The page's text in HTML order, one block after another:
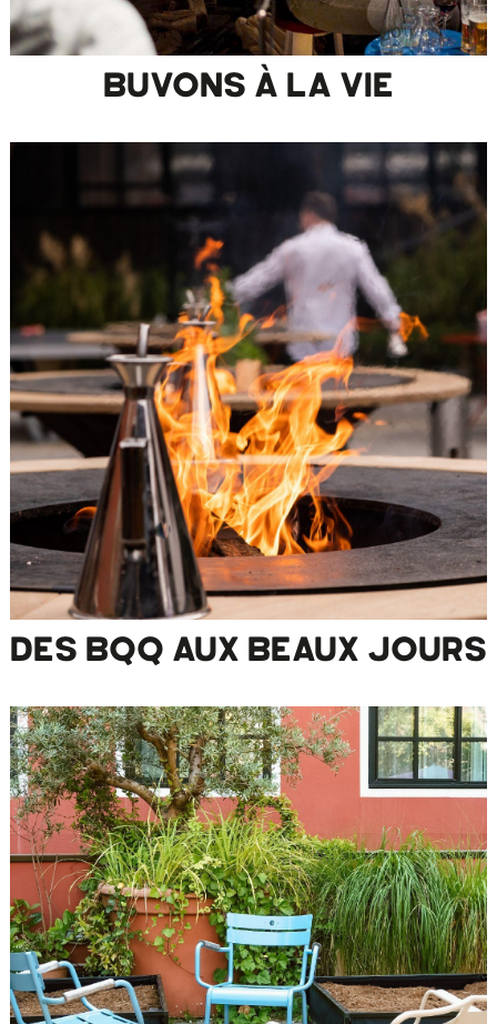
BUVONS À LA VIE
DES BQQ AUX BEAUX JOURS